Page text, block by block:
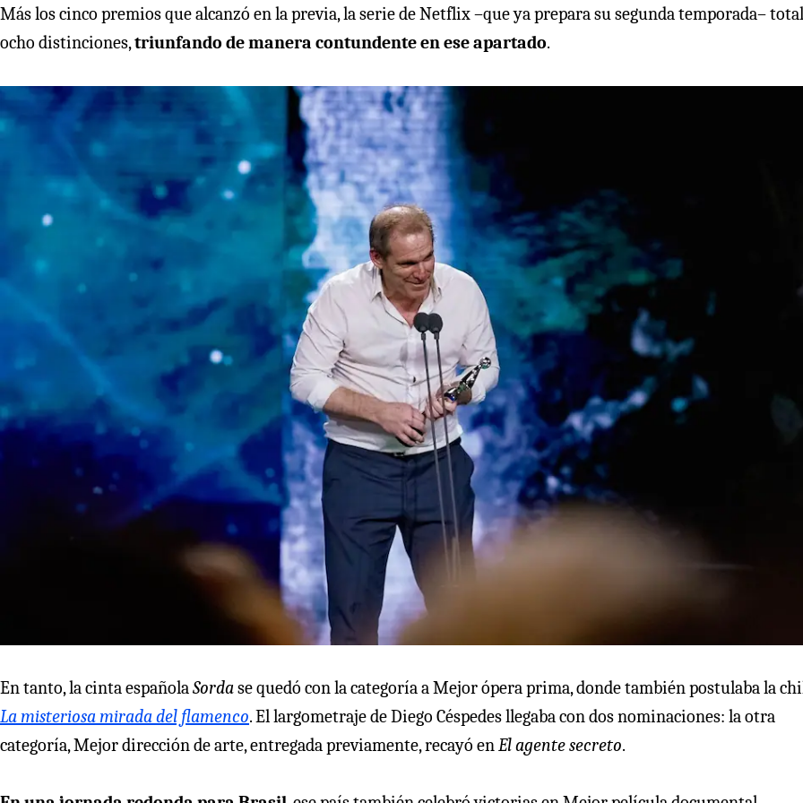
Más los cinco premios que alcanzó en la previa, la serie de Netflix –que ya prepara su segunda temporada–
ocho distinciones,triunfando de manera contundente en ese apartado.
En tanto, la cinta españolaSordase quedó con la categoría a Mejor ópera prima, donde también postulaba la
La misteriosa mirada del flamenco. El largometraje de Diego Céspedes llegaba con dos nominaciones: la otra
categoría, Mejor dirección de arte, entregada previamente, recayó enEl agente secreto.